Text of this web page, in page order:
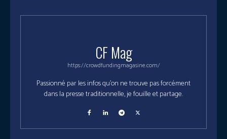
CF Mag
https://crowdfundingmagasine.com/
Passionné par les infos qu'on ne trouve pas forcément
dans la presse traditionnelle, je fouille et partage.